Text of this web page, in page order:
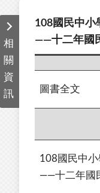
相
關
資
訊
108國民中小
——十二年國
圖書全文
108國民中
——十二年國